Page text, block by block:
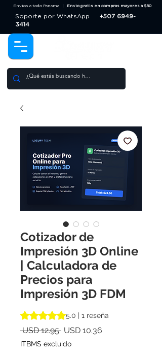
Envios a todo Panama | Envio gratis en compras mayores a $50
Soporte por WhatsApp
+507 6949-
3414
Cotizador de
Impresión 3D Online
| Calculadora de
Precios para
Impresión 3D FDM
Según 1 reseña, la calificación es de
5.0 | 1 reseña
USD 12.95 Precio
USD 10.36
ITBMS excluido